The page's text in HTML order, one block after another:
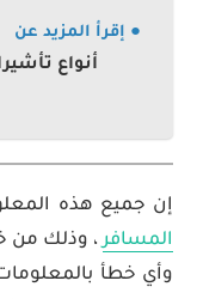
● إقرأ المزيد عن
أنواع
إن جميع هذه
المسافر، وذلك من
وأي خطأ